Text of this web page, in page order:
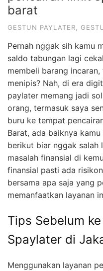
barat
GESTUN PAYLATER
Pernah nggak sih kamu
saldo tabungan lagi
membeli barang
menipis? Nah, di era
paylater memang jadi
orang, termasuk saya
buru ke tempat
Barat, ada baiknya
berikut biar nggak salah
masalah finansial di
finansial pasti ada
bersama apa saja yang
memanfaatkan layanan
Tips Sebelum
Spaylater di
Menggunakan layanan